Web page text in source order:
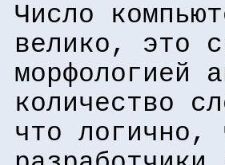
Число
велико, это
морфологией
количество
что логично,